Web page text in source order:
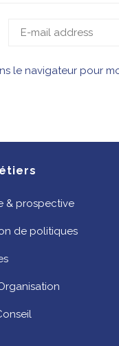
le navigateur pour
& prospective
de politiques